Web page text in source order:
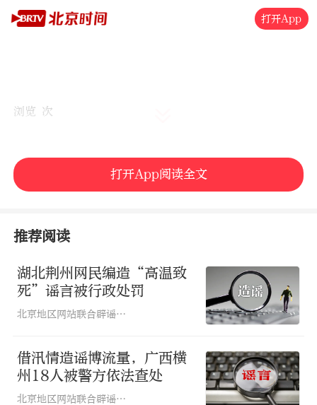
打开App
浏览 次
打开App阅读全文
推荐阅读
湖北荆州网民编造“高温致
死”谣言被行政处罚
北京地区网站联合辟谣平台
借汛情造谣博流量，广西横
州18人被警方依法查处
北京地区网站联合辟谣平台